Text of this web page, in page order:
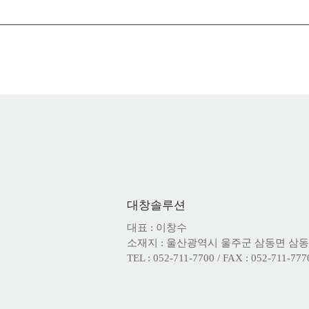
대창솔루션
대표 : 이창수
소재지 : 울산광역시 울주군 삼동면 삼
TEL : 052-711-7700 / FAX : 052-711-